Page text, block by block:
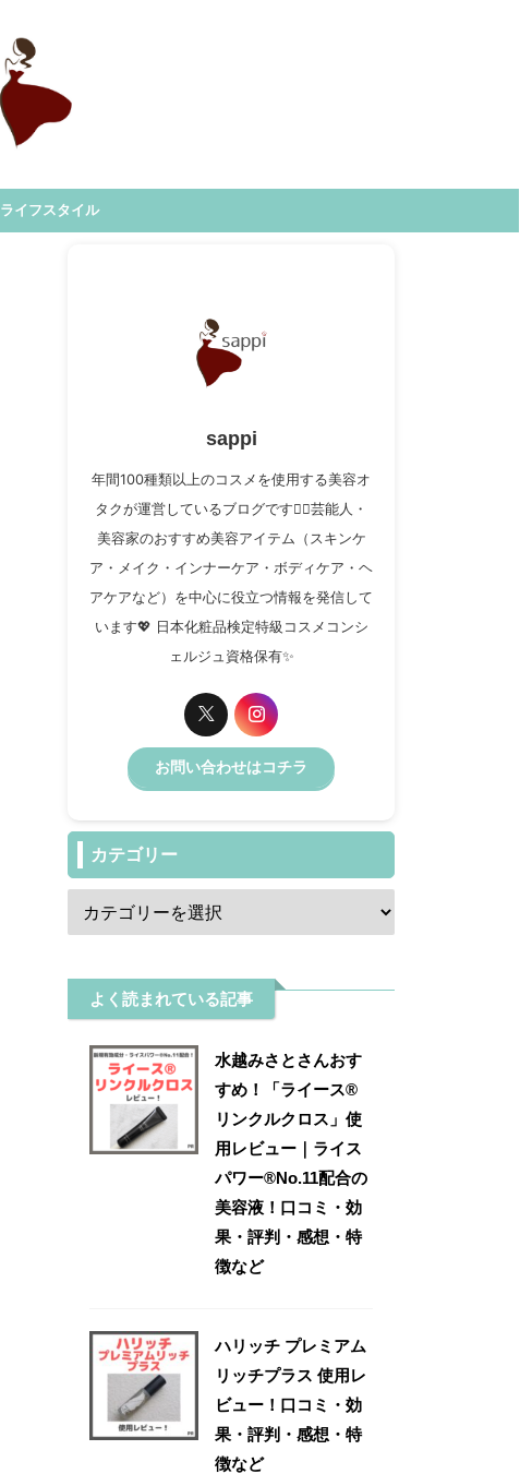
ライフスタイル
sappi
年間100種類以上のコスメを使用する美容オ
タクが運営しているブログです✍🏻芸能人・
美容家のおすすめ美容アイテム（スキンケ
ア・メイク・インナーケア・ボディケア・ヘ
アケアなど）を中心に役立つ情報を発信して
います💖 日本化粧品検定特級コスメコンシ
ェルジュ資格保有✨️
お問い合わせはコチラ
カテゴリー
よく読まれている記事
水越みさとさんおす
すめ！「ライース®
リンクルクロス」使
用レビュー｜ライス
パワー®No.11配合の
美容液！口コミ・効
果・評判・感想・特
徴など
ハリッチ プレミアム
リッチプラス 使用レ
ビュー！口コミ・効
果・評判・感想・特
徴など